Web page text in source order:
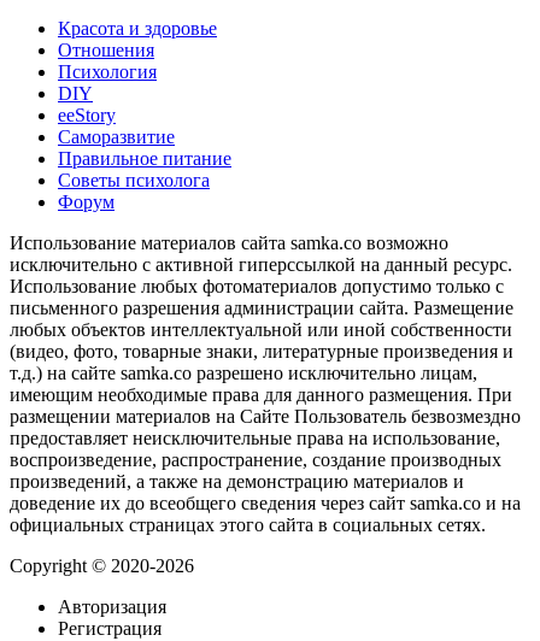
Красота и здоровье
Отношения
Психология
DIY
ееStory
Саморазвитие
Правильное питание
Советы психолога
Форум
Использование материалов сайта samka.co возможно
исключительно с активной гиперссылкой на данный ресурс.
Использование любых фотоматериалов допустимо только с
письменного разрешения администрации сайта. Размещение
любых объектов интеллектуальной или иной собственности
(видео, фото, товарные знаки, литературные произведения и
т.д.) на сайте samka.co разрешено исключительно лицам,
имеющим необходимые права для данного размещения. При
размещении материалов на Сайте Пользователь безвозмездно
предоставляет неисключительные права на использование,
воспроизведение, распространение, создание производных
произведений, а также на демонстрацию материалов и
доведение их до всеобщего сведения через сайт samka.co и на
официальных страницах этого сайта в социальных сетях.
Copyright © 2020-2026
Авторизация
Регистрация